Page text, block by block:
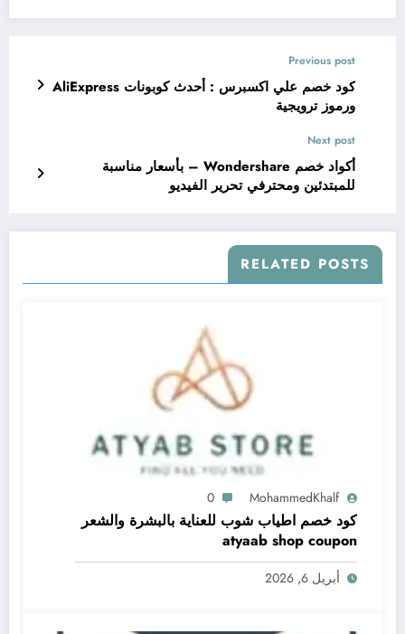
Previous post
كود خصم علي اكسبرس : أحدث كوبونات AliExpress
ورموز ترويجية
Next post
أكواد خصم Wondershare – بأسعار مناسبة
للمبتدئين ومحترفي تحرير الفيديو
RELATED POSTS
MohammedKhalf
0
كود خصم اطياب شوب للعناية بالبشرة والشعر
atyaab shop coupon
أبريل 6, 2026